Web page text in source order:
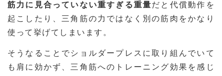
筋力に見合っていない重すぎる重量だと代償動作を
起こしたり、三角筋の力ではなく別の筋肉をかなり
使って挙げてしまいます。
そうなることでショルダープレスに取り組んでいて
も肩に効かず、三角筋へのトレーニング効果を感じ